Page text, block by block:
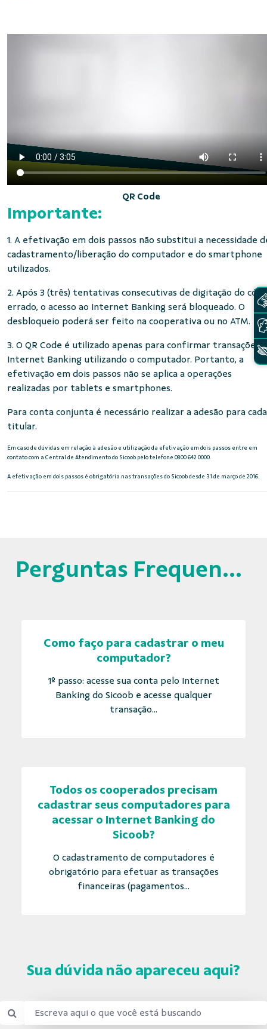
QR Code
Importante:
1. A efetivação em dois passos não substitui a necessidade
cadastramento/liberação do computador e do smartphone
utilizados.
2. Após 3 (três) tentativas consecutivas de digitação do
errado, o acesso ao Internet Banking será bloqueado. O
desbloqueio poderá ser feito na cooperativa ou no ATM.
3. O QR Code é utilizado apenas para confirmar transações
Internet Banking utilizando o computador. Portanto, a
efetivação em dois passos não se aplica a operações
realizadas por tablets e smartphones.
Para conta conjunta é necessário realizar a adesão para cada
titular.
Em caso de dúvidas em relação à adesão e utilização da efetivação em dois passos entre em
contato com a Central de Atendimento do Sicoob pelo telefone 0800 642 0000.
A efetivação em dois passos é obrigatória nas transações do Sicoob desde 31 de março de 2016.
Perguntas Frequentes
Como faço para cadastrar o meu
computador?
1º passo: acesse sua conta pelo Internet
Banking do Sicoob e acesse qualquer
transação...
Todos os cooperados precisam
cadastrar seus computadores para
acessar o Internet Banking do
Sicoob?
O cadastramento de computadores é
obrigatório para efetuar as transações
financeiras (pagamentos...
Sua dúvida não apareceu aqui?